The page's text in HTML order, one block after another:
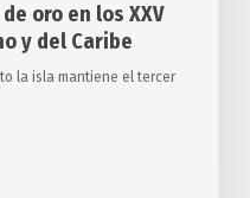
oro en los XXV
y del Caribe
la isla mantiene el tercer